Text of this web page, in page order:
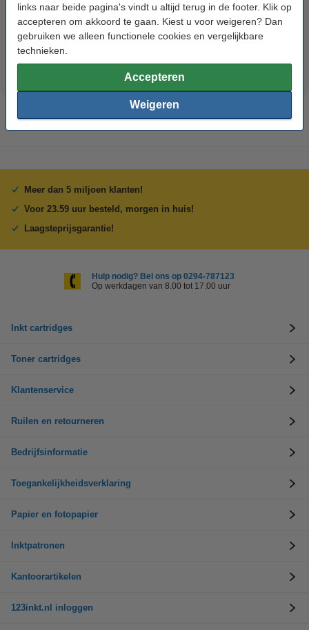
links naar beide pagina's vindt u altijd terug in de footer. Klik op
accepteren om akkoord te gaan. Kiest u voor weigeren? Dan
gebruiken we alleen functionele cookies en vergelijkbare
technieken.
Accepteren
Weigeren
€ 1,95 Incl. 21% btw € 1,95 Incl. 21% btw
Meer dan 5 miljoen klanten!
Voor 23.59 uur besteld, morgen in huis!
Laagsteprijsgarantie!
Hulp nodig? Bel ons op 0294-787123
Op werkdagen van 8.00 tot 17.00 uur
Inkt cartridges
Toner cartridges
Klantenservice
Ruilen en retourneren
Bedrijfsinformatie
Toegankelijkheidsverklaring
Papier en fotopapier
Inktpatronen
Kantoorartikelen
123inkt.nl inloggen